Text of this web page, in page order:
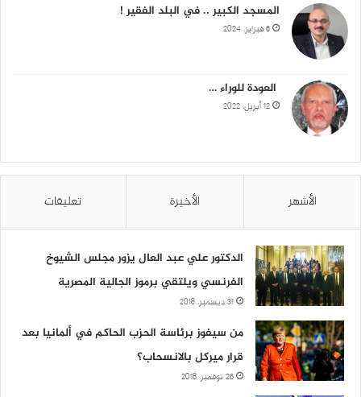
المسجد الكبير .. في البلد الفقير !
6 فبراير، 2024
العودة للوراء …
12 أبريل، 2022
الأشهر الأخيرة تعليقات
الدكتور علي عبد العال يزور مجلس الشيوخ
الفرنسي ويلتقي برموز الجالية المصرية
31 ديسمبر، 2018
من سيفوز برئاسة الحزب الحاكم في ألمانيا بعد
قرار ميركل بالانسحاب؟
26 نوفمبر، 2018